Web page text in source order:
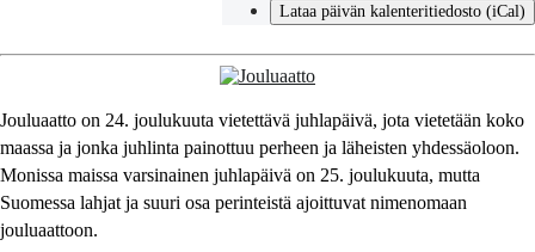
Lataa päivän kalenteritiedosto (iCal)
Jouluaatto on 24. joulukuuta vietettävä juhlapäivä, jota vietetään koko
maassa ja jonka juhlinta painottuu perheen ja läheisten yhdessäoloon.
Monissa maissa varsinainen juhlapäivä on 25. joulukuuta, mutta
Suomessa lahjat ja suuri osa perinteistä ajoittuvat nimenomaan
jouluaattoon.